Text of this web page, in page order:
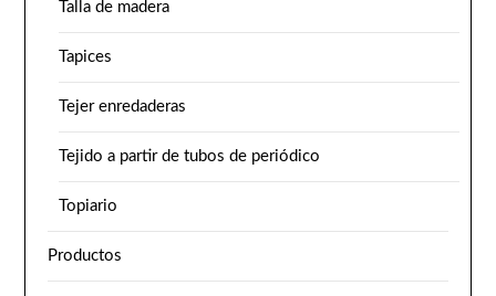
Talla de madera
Tapices
Tejer enredaderas
Tejido a partir de tubos de periódico
Topiario
Productos